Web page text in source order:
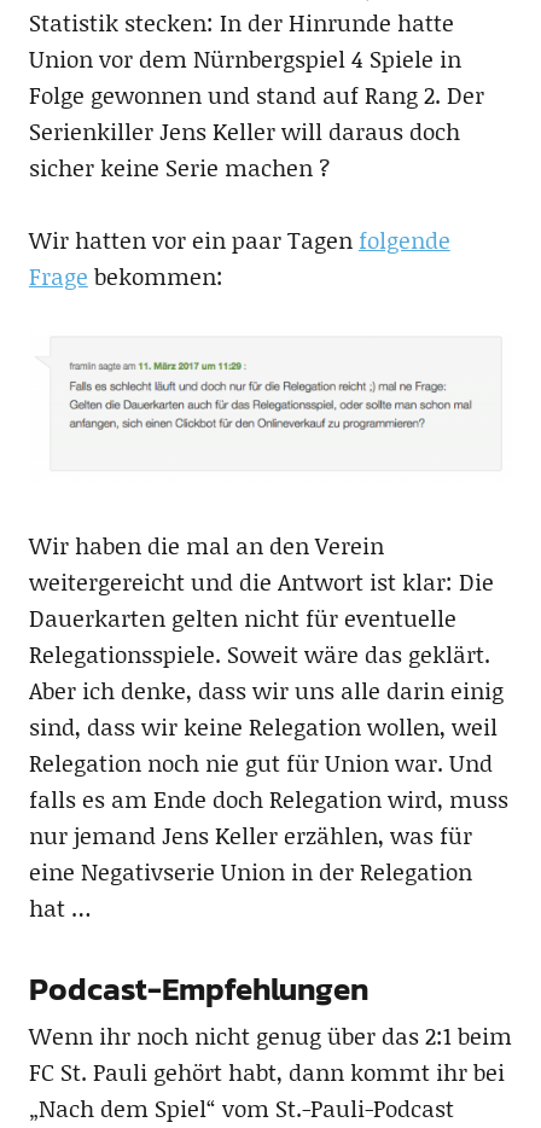
Statistik stecken: In der Hinrunde hatte
Union vor dem Nürnbergspiel 4 Spiele in
Folge gewonnen und stand auf Rang 2. Der
Serienkiller Jens Keller will daraus doch
sicher keine Serie machen ?
Wir hatten vor ein paar Tagen folgende
Frage bekommen:
Wir haben die mal an den Verein
weitergereicht und die Antwort ist klar: Die
Dauerkarten gelten nicht für eventuelle
Relegationsspiele. Soweit wäre das geklärt.
Aber ich denke, dass wir uns alle darin einig
sind, dass wir keine Relegation wollen, weil
Relegation noch nie gut für Union war. Und
falls es am Ende doch Relegation wird, muss
nur jemand Jens Keller erzählen, was für
eine Negativserie Union in der Relegation
hat …
Podcast-Empfehlungen
Wenn ihr noch nicht genug über das 2:1 beim
FC St. Pauli gehört habt, dann kommt ihr bei
„Nach dem Spiel“ vom St.-Pauli-Podcast